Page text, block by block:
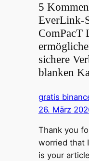
5
EverLink-
ComPacT
sichere
blanken
gratis
26. März
Thank you
worried that
is your